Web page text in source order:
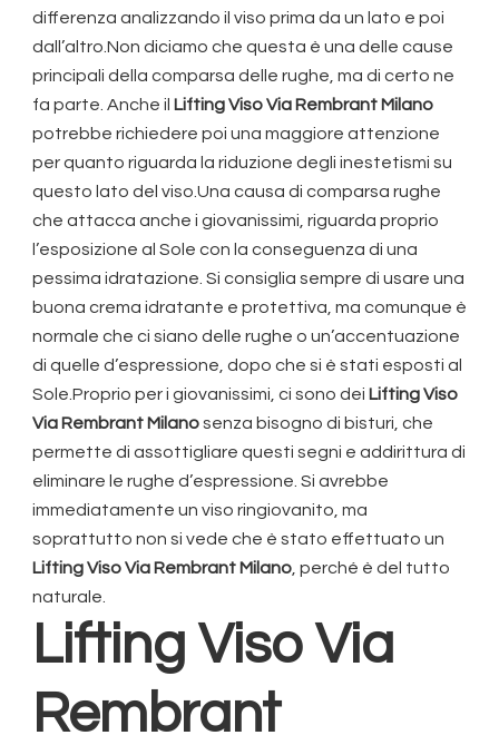
differenza analizzando il viso prima da un lato e poi
dall’altro.Non diciamo che questa è una delle cause
principali della comparsa delle rughe, ma di certo ne
fa parte. Anche il Lifting Viso Via Rembrant Milano
potrebbe richiedere poi una maggiore attenzione
per quanto riguarda la riduzione degli inestetismi su
questo lato del viso.Una causa di comparsa rughe
che attacca anche i giovanissimi, riguarda proprio
l’esposizione al Sole con la conseguenza di una
pessima idratazione. Si consiglia sempre di usare una
buona crema idratante e protettiva, ma comunque è
normale che ci siano delle rughe o un’accentuazione
di quelle d’espressione, dopo che si è stati esposti al
Sole.Proprio per i giovanissimi, ci sono dei Lifting Viso
Via Rembrant Milanosenza bisogno di bisturi, che
permette di assottigliare questi segni e addirittura di
eliminare le rughe d’espressione. Si avrebbe
immediatamente un viso ringiovanito, ma
soprattutto non si vede che è stato effettuato un
Lifting Viso Via Rembrant Milano, perché è del tutto
naturale.
Lifting Viso Via
Rembrant